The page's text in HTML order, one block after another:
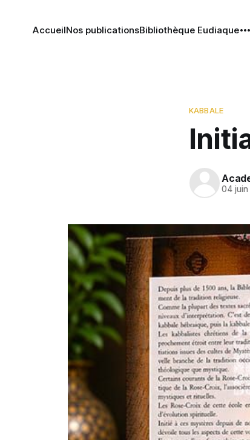
AccueilNos publicationsBibliothèque Eudiaque
KABBALE
04 juin